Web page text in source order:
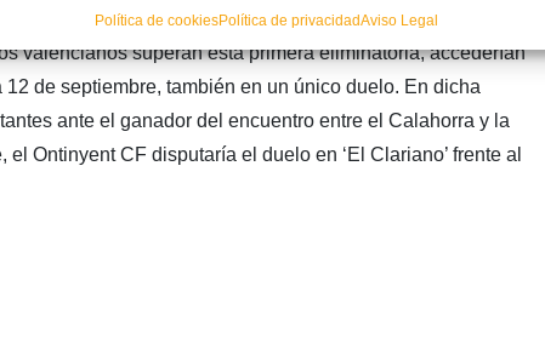
Política de cookiesPolítica de privacidadAviso Legal
Ambos duelos tendrán lugar el próximo día 5 de
valencianos superan esta primera eliminatoria, accederían
de septiembre, también en un único duelo. En dicha
ante el ganador del encuentro entre el Calahorra y la
Ontinyent CF disputaría el duelo en ‘El Clariano’ frente al